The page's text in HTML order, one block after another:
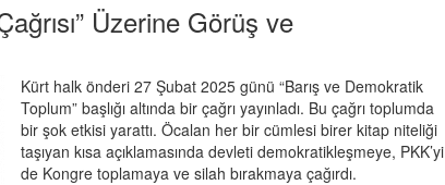
Üzerine Görüş ve
Kürt halk önderi 27 Şubat 2025 günü “Barış ve Demokratik
Toplum” başlığı altında bir çağrı yayınladı. Bu çağrı toplumda
bir şok etkisi yarattı. Öcalan her bir cümlesi birer kitap niteliği
taşıyan kısa açıklamasında devleti demokratikleşmeye, PKK’yi
de Kongre toplamaya ve silah bırakmaya çağırdı.